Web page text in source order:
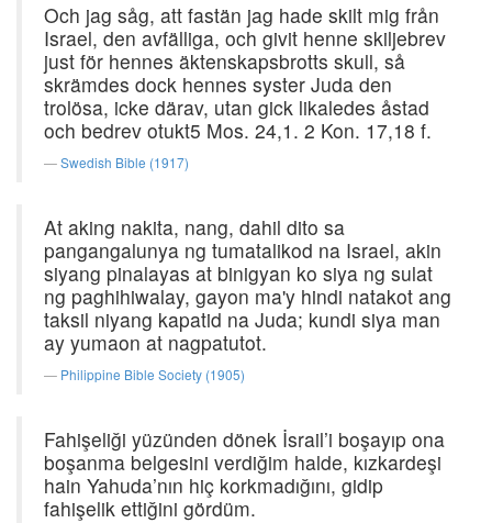
Och jag såg, att fastän jag hade skilt mig från
Israel, den avfälliga, och givit henne skiljebrev
just för hennes äktenskapsbrotts skull, så
skrämdes dock hennes syster Juda den
trolösa, icke därav, utan gick likaledes åstad
och bedrev otukt5 Mos. 24,1. 2 Kon. 17,18 f.
Swedish Bible (1917)
At aking nakita, nang, dahil dito sa
pangangalunya ng tumatalikod na Israel, akin
siyang pinalayas at binigyan ko siya ng sulat
ng paghihiwalay, gayon ma'y hindi natakot ang
taksil niyang kapatid na Juda; kundi siya man
ay yumaon at nagpatutot.
Philippine Bible Society (1905)
Fahişeliği yüzünden dönek İsrail’i boşayıp ona
boşanma belgesini verdiğim halde, kızkardeşi
hain Yahuda’nın hiç korkmadığını, gidip
fahişelik ettiğini gördüm.